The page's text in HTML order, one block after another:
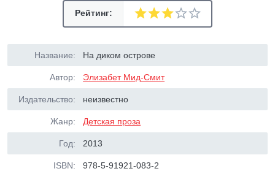
Рейтинг:
Название: На диком острове
Автор: Элизабет Мид-Смит
Издательство: неизвестно
Жанр: Детская проза
Год: 2013
ISBN: 978-5-91921-083-2